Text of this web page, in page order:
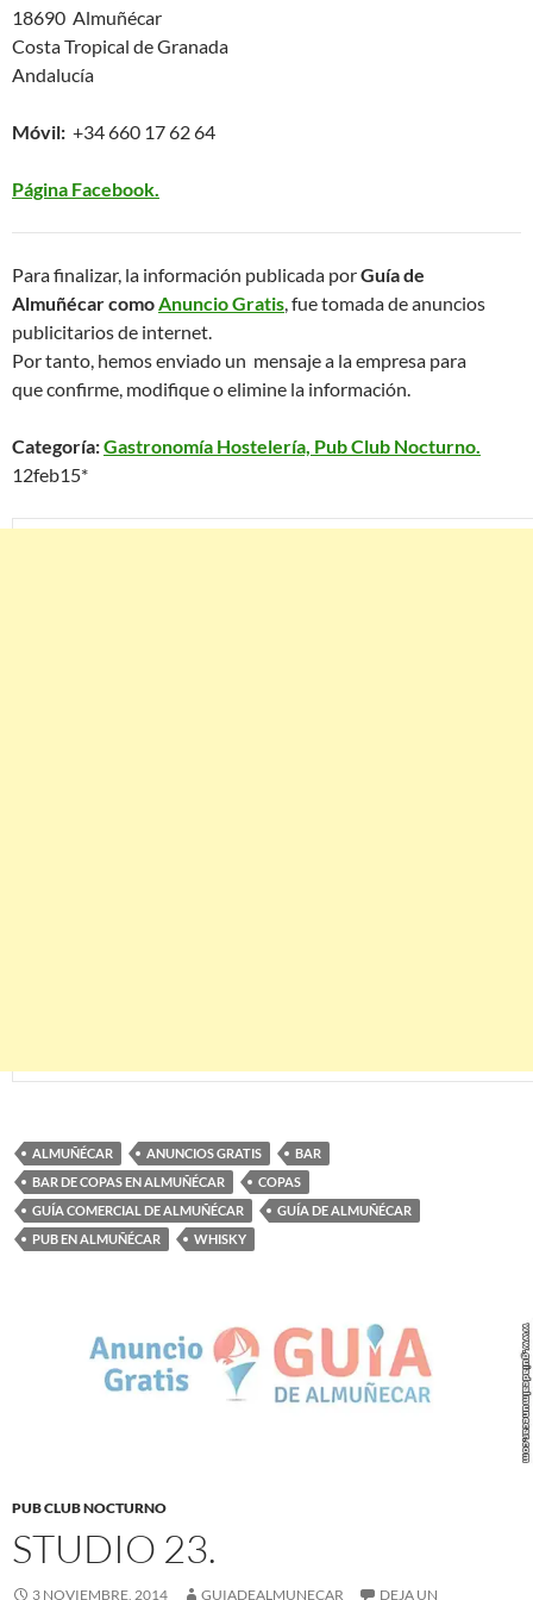
18690 Almuñécar
Costa Tropical de Granada
Andalucía
Móvil: +34 660 17 62 64
Página Facebook.
Para finalizar, la información publicada porGuía de
Almuñécar comoAnuncio Gratis, fue tomada de anuncios
publicitarios de internet.
Por tanto, hemos enviado un mensaje a la empresa para
que confirme, modifique o elimine la información.
Categoría:Gastronomía Hostelería, Pub Club Nocturno.
12feb15*
ALMUÑÉCAR ANUNCIOS GRATIS
BAR
BAR DE COPAS EN ALMUÑÉCAR
COPAS
GUÍA COMERCIAL DE ALMUÑÉCAR
GUÍA DE ALMUÑÉCAR
PUB EN ALMUÑÉCAR
WHISKY
PUB CLUB NOCTURNO
STUDIO 23.
3 NOVIEMBRE, 2014 GUIADEALMUNECAR DEJA UN